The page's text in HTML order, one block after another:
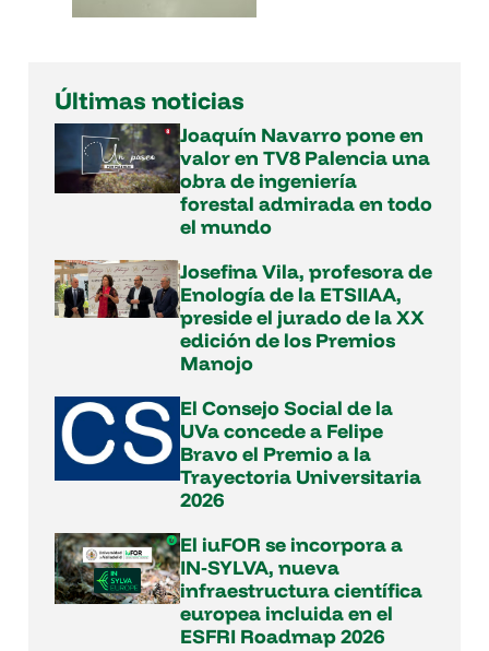
Últimas noticias
Joaquín Navarro pone en
valor en TV8 Palencia una
obra de ingeniería
forestal admirada en todo
el mundo
Josefina Vila, profesora de
Enología de la ETSIIAA,
preside el jurado de la XX
edición de los Premios
Manojo
El Consejo Social de la
UVa concede a Felipe
Bravo el Premio a la
Trayectoria Universitaria
2026
El iuFOR se incorpora a
IN‑SYLVA, nueva
infraestructura científica
europea incluida en el
ESFRI Roadmap 2026